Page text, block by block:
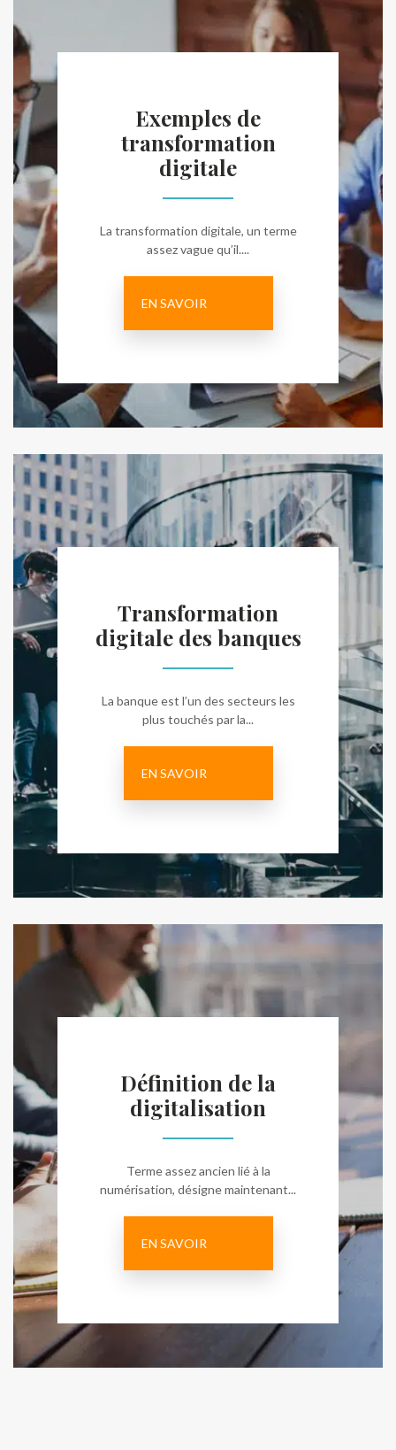
Exemples de
transformation
digitale
La transformation digitale, un terme
assez vague qu’il....
EN SAVOIR
Transformation
digitale des banques
La banque est l’un des secteurs les
plus touchés par la...
EN SAVOIR
Définition de la
digitalisation
Terme assez ancien lié à la
numérisation, désigne maintenant...
EN SAVOIR